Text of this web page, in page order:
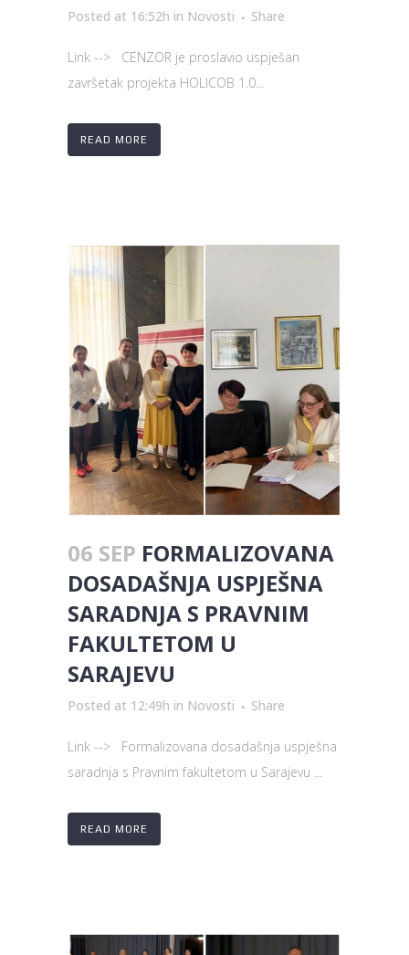
Posted at 16:52h in Novosti Share
Link --> CENZOR je proslavio uspješan
završetak projekta HOLICOB 1.0...
READ MORE
06 SEP FORMALIZOVANA
DOSADAŠNJA USPJEŠNA
SARADNJA S PRAVNIM
FAKULTETOM U
SARAJEVU
Posted at 12:49h in Novosti Share
Link --> Formalizovana dosadašnja uspješna
saradnja s Pravnim fakultetom u Sarajevu ...
READ MORE